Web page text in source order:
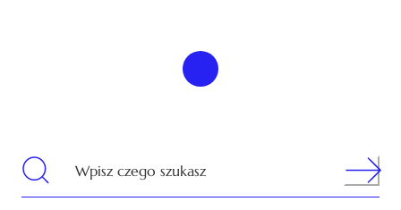
Wpisz czego szukasz Search